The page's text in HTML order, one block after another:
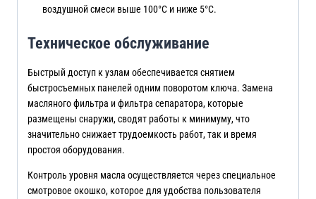
воздушной смеси выше 100°С и ниже 5°С.
Техническое обслуживание
Быстрый доступ к узлам обеспечивается снятием
быстросъемных панелей одним поворотом ключа. Замена
масляного фильтра и фильтра сепаратора, которые
размещены снаружи, сводят работы к минимуму, что
значительно снижает трудоемкость работ, так и время
простоя оборудования.
Контроль уровня масла осуществляется через специальное
смотровое окошко, которое для удобства пользователя